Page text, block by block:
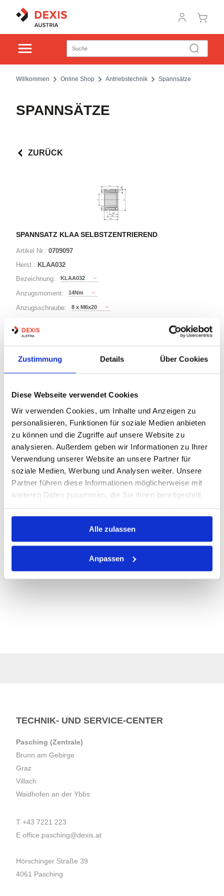
Zustimmung Details Über Cookies
Diese Webseite verwendet Cookies
Wir verwenden Cookies, um Inhalte und Anzeigen zu
personalisieren, Funktionen für soziale Medien anbieten
zu können und die Zugriffe auf unsere Website zu
analysieren. Außerdem geben wir Informationen zu Ihrer
Verwendung unserer Website an unsere Partner für
soziale Medien, Werbung und Analysen weiter. Unsere
Partner führen diese Informationen möglicherweise mit
weiteren Daten zusammen, die Sie ihnen bereitgestellt
gesammelt haben.
Alle zulassen
Anpassen
Willkommen Online Shop Antriebstechnik Spannsätze
SPANNSÄTZE
ZURÜCK
SPANNSATZ KLAA SELBSTZENTRIEREND
Artikel Nr.: 0709097
Herst.: KLAA032
Bezeichnung:
KLAA032
Anzugsmoment: 14Nm
Anzugsschraube: 8 x M6x20
10 Varianten
Nicht auf Lager
Print
PRODUKTBESCHREIBUNG
ALLE SPEZIFIKATIONEN
TECHNIK- UND SERVICE-CENTER
Pasching (Zentrale)
Brunn am Gebirge
Graz
Villach
Waidhofen an der Ybbs
T +43 7221 223
E office.pasching@dexis.at
Hörschinger Straße 39
4061 Pasching